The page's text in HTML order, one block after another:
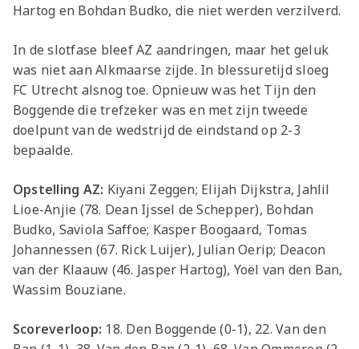
Hartog en Bohdan Budko, die niet werden verzilverd.
In de slotfase bleef AZ aandringen, maar het geluk
was niet aan Alkmaarse zijde. In blessuretijd sloeg
FC Utrecht alsnog toe. Opnieuw was het Tijn den
Boggende die trefzeker was en met zijn tweede
doelpunt van de wedstrijd de eindstand op 2-3
bepaalde.
Opstelling AZ: Kiyani Zeggen; Elijah Dijkstra, Jahlil
Lioe-Anjie (78. Dean Ijssel de Schepper), Bohdan
Budko, Saviola Saffoe; Kasper Boogaard, Tomas
Johannessen (67. Rick Luijer), Julian Oerip; Deacon
van der Klaauw (46. Jasper Hartog), Yoël van den Ban,
Wassim Bouziane.
Scoreverloop: 18. Den Boggende (0-1), 22. Van den